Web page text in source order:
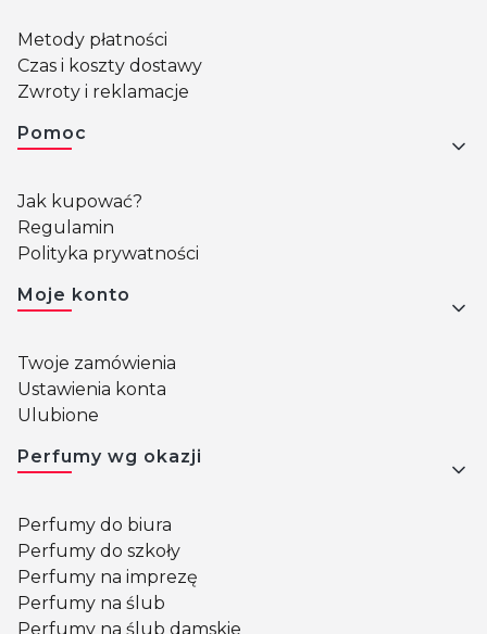
Metody płatności
Czas i koszty dostawy
Zwroty i reklamacje
Pomoc
Jak kupować?
Regulamin
Polityka prywatności
Moje konto
Twoje zamówienia
Ustawienia konta
Ulubione
Perfumy wg okazji
Perfumy do biura
Perfumy do szkoły
Perfumy na imprezę
Perfumy na ślub
Perfumy na ślub damskie